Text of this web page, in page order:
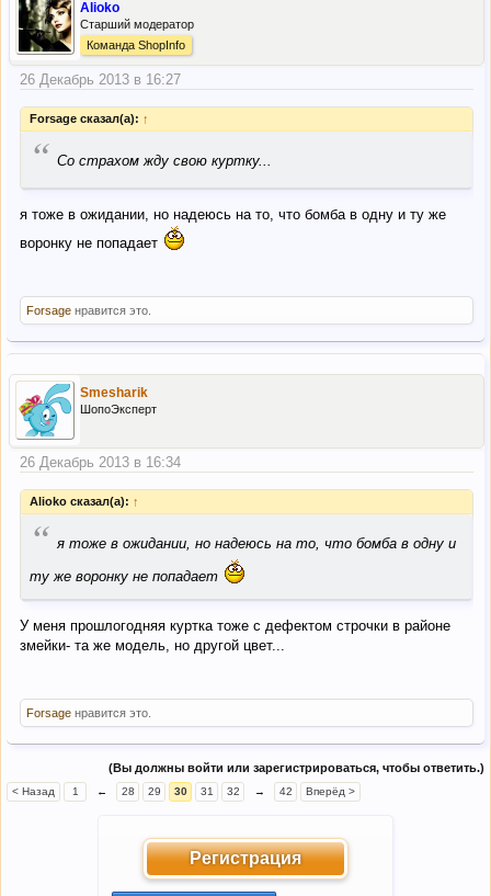
Alioko
Старший модератор
Команда ShopInfo
26 Декабрь 2013 в 16:27
Forsage сказал(а): ↑
“ Со страхом жду свою куртку...
я тоже в ожидании, но надеюсь на то, что бомба в одну и ту же
воронку не попадает
Forsage нравится это.
Smesharik
ШопоЭксперт
26 Декабрь 2013 в 16:34
Alioko сказал(а): ↑
“ я тоже в ожидании, но надеюсь на то, что бомба в одну и
ту же воронку не попадает
У меня прошлогодняя куртка тоже с дефектом строчки в районе
змейки- та же модель, но другой цвет...
Forsage нравится это.
(Вы должны войти или зарегистрироваться, чтобы ответить.)
< Назад 1 ← 28 29 30 31 32 → 42 Вперёд >
Регистрация